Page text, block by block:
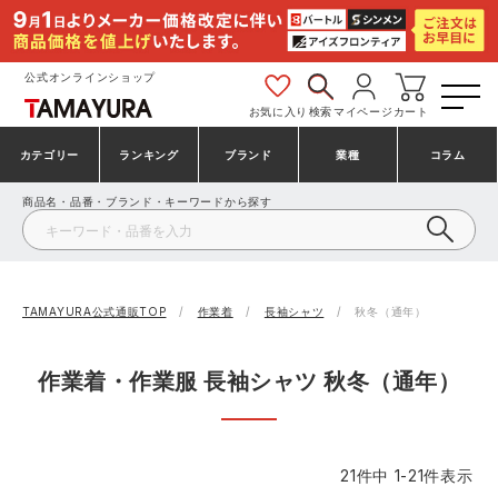
公式オンラインショップ
お気に入り 検索マイページ カート
カテゴリー
安全靴・作業靴
作業着・作業服
ランキング
安全靴ランキング
安全靴スニーカーランキング
シューズランキング
ブランド
アシックス
プーマ コンバース（CONVERSE）
シモン バートル
業種
建設・建築作業服
製造・工場作業服
鉄鋼・機械作業服
コラム
商品名・品番・ブランド・キーワードから探す
TAMAYURA公式通販TOP 作業着 長袖シャツ 秋冬（通年）
作業着・作業服 長袖シャツ 秋冬（通年）
21件中 1-21件表示